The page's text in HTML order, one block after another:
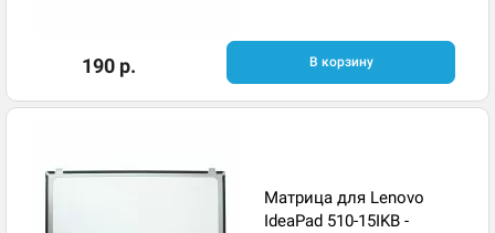
190 р. В корзину
Матрица для Lenovo
IdeaPad 510-15IKB -